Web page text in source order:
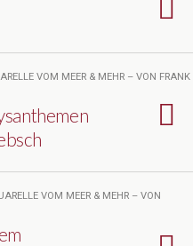
VOM MEER & MEHR – VON FRANK
VOM MEER & MEHR – VON